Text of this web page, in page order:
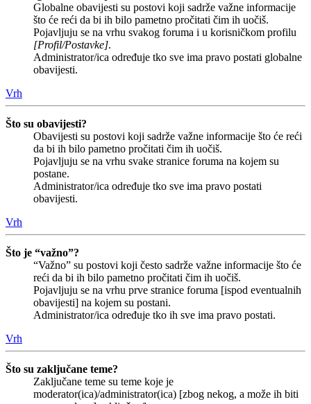
Globalne obavijesti su postovi koji sadrže važne informacije
što će reći da bi ih bilo pametno pročitati čim ih uočiš.
Pojavljuju se na vrhu svakog foruma i u korisničkom profilu
[Profil/Postavke].
Administrator/ica određuje tko sve ima pravo postati globalne
obavijesti.
Vrh
Što su obavijesti?
Obavijesti su postovi koji sadrže važne informacije što će reći
da bi ih bilo pametno pročitati čim ih uočiš.
Pojavljuju se na vrhu svake stranice foruma na kojem su
postane.
Administrator/ica određuje tko sve ima pravo postati
obavijesti.
Vrh
Što je “važno”?
“Važno” su postovi koji često sadrže važne informacije što će
reći da bi ih bilo pametno pročitati čim ih uočiš.
Pojavljuju se na vrhu prve stranice foruma [ispod eventualnih
obavijesti] na kojem su postani.
Administrator/ica određuje tko ih sve ima pravo postati.
Vrh
Što su zaključane teme?
Zaključane teme su teme koje je
moderator(ica)/administrator(ica) [zbog nekog, a može ih biti